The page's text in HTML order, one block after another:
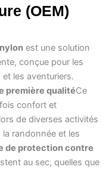
(OEM)
est une solution
conçue pour les
les aventuriers.
première qualitéCe
confort et
de diverses activités
randonnée et les
de protection contre
au sec, quelles que